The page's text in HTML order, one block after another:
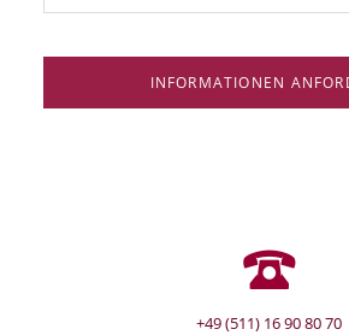
INFORMATIONEN
+49 (511) 16 90 80 70